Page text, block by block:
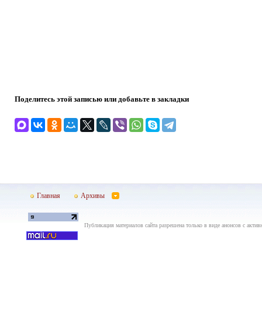
Поделитесь этой записью или добавьте в закладки
Главная Архивы
Публикация материалов сайта разрешена только в виде анонсов с